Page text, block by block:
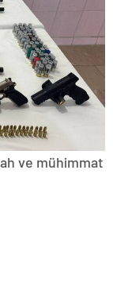
ve mühimmat